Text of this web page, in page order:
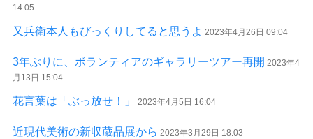
14:05
又兵衛本人もびっくりしてると思うよ 2023年4月26日 09:04
3年ぶりに、ボランティアのギャラリーツアー再開 2023年4
月13日 15:04
花言葉は「ぶっ放せ！」 2023年4月5日 16:04
近現代美術の新収蔵品展から 2023年3月29日 18:03